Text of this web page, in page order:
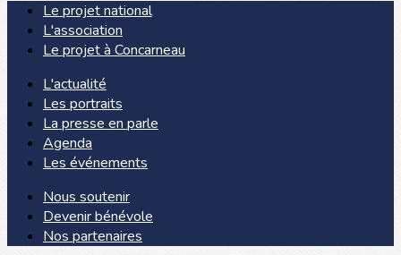
Le projet national
L'association
Le projet à Concarneau
L'actualité
Les portraits
La presse en parle
Agenda
Les événements
Nous soutenir
Devenir bénévole
Nos partenaires